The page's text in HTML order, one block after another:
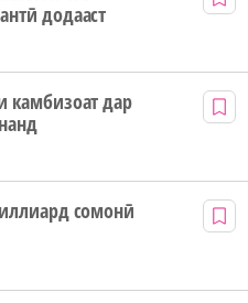
додааст
камбизоат дар
сомонӣ